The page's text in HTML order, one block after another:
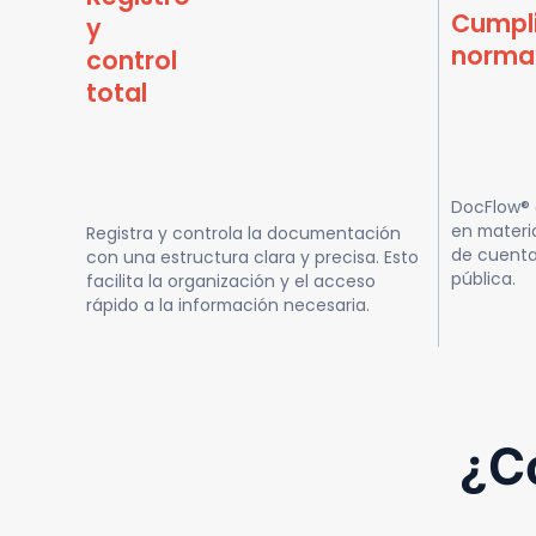
y
control
total
Registra y controla la documentación
con una estructura clara y precisa. Esto
facilita la organización y el acceso
rápido a la información necesaria.
en
de
pública.